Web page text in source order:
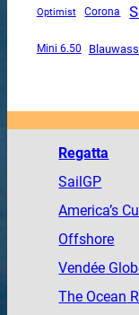
Optimist Corona
Mini 6.50
Regatta
SailGP
America’s
Offshore
Vendée
The Ocean